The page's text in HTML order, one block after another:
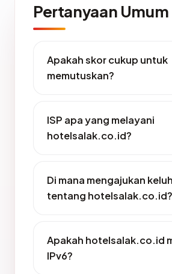
Pertanyaan Umum
Apakah skor cukup untuk
memutuskan?
ISP apa yang melayani
hotelsalak.co.id?
Di mana mengajukan
tentang hotelsalak.co.id?
Apakah hotelsalak.co.id
IPv6?